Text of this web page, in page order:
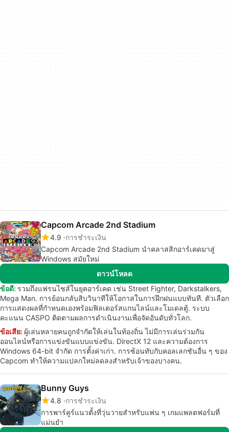
Capcom Arcade 2nd Stadium
4.9 การชำระเงิน
Capcom Arcade 2nd Stadium นำคลาสสิกอาร์เคดมาสู่
Windows สมัยใหม่
ดาวน์โหลด
ข้อดี: รวมถึงแฟรนไชส์ในยุคอาร์เคด เช่น Street Fighter, Darkstalkers,
Mega Man. การย้อนกลับสิบวินาทีให้โอกาสในการฝึกฝนแบบทันที. ตัวเลือก
การแสดงผลที่กำหนดเองพร้อมฟิลเตอร์สแกนไลน์และโมเดลตู้. ระบบ
คะแนน CASPO ติดตามผลการดำเนินงานเพื่อจัดอันดับทั่วโลก.
ข้อเสีย: ผู้เล่นหลายคนถูกจำกัดให้เล่นในท้องถิ่น ไม่มีการเล่นร่วมกัน
ออนไลน์หรือการแข่งขันแบบแข่งขัน. DirectX 12 และความต้องการ
Windows 64-bit จำกัด การตั้งค่าเก่า. การซ้อนทับกับคอลเลกชันอื่น ๆ ของ
Capcom ทำให้ความแปลกใหม่ลดลงสำหรับเจ้าของบางคน.
Bunny Guys
4.8 การชำระเงิน
การพาร์คูร์แนวตั้งที่วุ่นวายสำหรับแฟน ๆ เกมแพลตฟอร์มที่
แม่นยำ